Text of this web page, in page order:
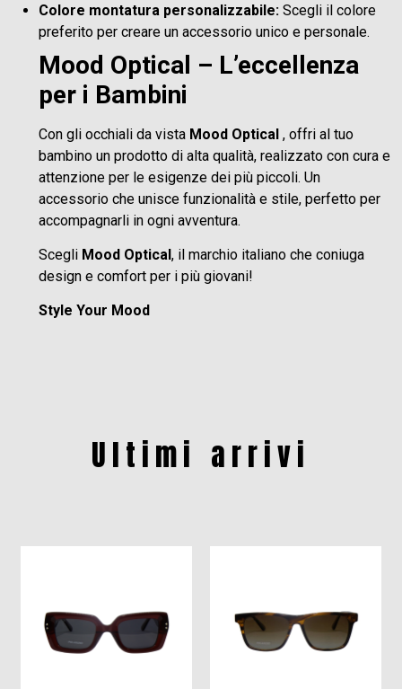
Colore montatura personalizzabile: Scegli il colore
preferito per creare un accessorio unico e personale.
Mood Optical – L’eccellenza
per i Bambini
Con gli occhiali da vista Mood Optical , offri al tuo
bambino un prodotto di alta qualità, realizzato con cura e
attenzione per le esigenze dei più piccoli. Un
accessorio che unisce funzionalità e stile, perfetto per
accompagnarli in ogni avventura.
Scegli Mood Optical, il marchio italiano che coniuga
design e comfort per i più giovani!
Style Your Mood
Ultimi arrivi